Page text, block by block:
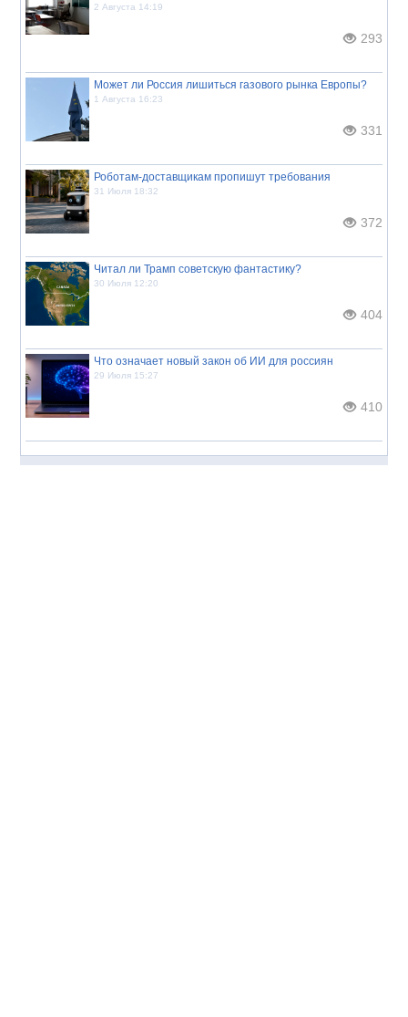
2 Августа 14:19
293
Может ли Россия лишиться газового рынка Европы?
1 Августа 16:23
331
Роботам-доставщикам пропишут требования
31 Июля 18:32
372
Читал ли Трамп советскую фантастику?
30 Июля 12:20
404
Что означает новый закон об ИИ для россиян
29 Июля 15:27
410